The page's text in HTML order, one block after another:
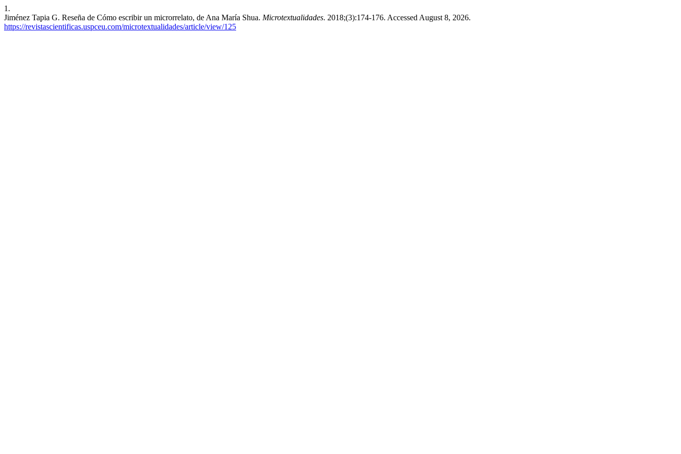
1.
Jiménez Tapia G. Reseña de Cómo escribir un microrrelato, de Ana María Shua. Microtextualidades. 2018;(3):174-176. Accessed August 8, 2026.
https://revistascientificas.uspceu.com/microtextualidades/article/view/125